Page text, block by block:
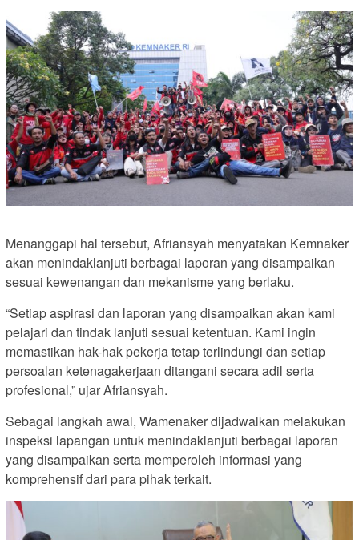
Menanggapi hal tersebut, Afriansyah menyatakan Kemnaker
akan menindaklanjuti berbagai laporan yang disampaikan
sesuai kewenangan dan mekanisme yang berlaku.
“Setiap aspirasi dan laporan yang disampaikan akan kami
pelajari dan tindak lanjuti sesuai ketentuan. Kami ingin
memastikan hak-hak pekerja tetap terlindungi dan setiap
persoalan ketenagakerjaan ditangani secara adil serta
profesional,” ujar Afriansyah.
Sebagai langkah awal, Wamenaker dijadwalkan melakukan
inspeksi lapangan untuk menindaklanjuti berbagai laporan
yang disampaikan serta memperoleh informasi yang
komprehensif dari para pihak terkait.